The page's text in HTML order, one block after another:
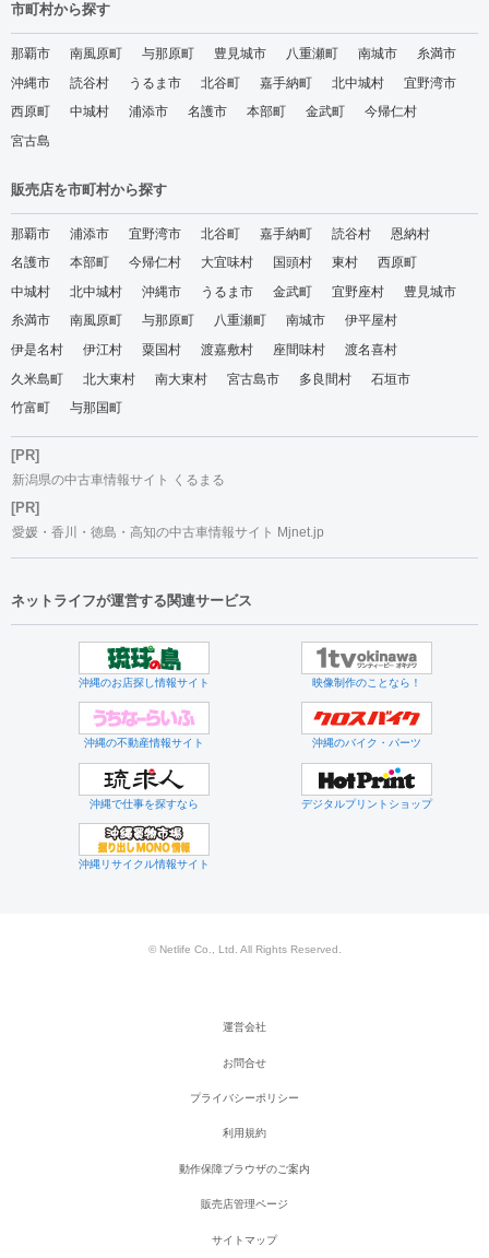
市町村から探す
那覇市 南風原町 与那原町 豊見城市 八重瀬町 南城市
糸満市
沖縄市
読谷村 うるま市 北谷町 嘉手納町 北中城村
宜野湾市
西原町
中城村 浦添市 名護市 本部町 金武町
今帰仁村
宮古島
販売店を市町村から探す
那覇市 浦添市 宜野湾市 北谷町 嘉手納町 読谷村
恩納村
名護市
本部町 今帰仁村 大宜味村 国頭村 東村
西原町
中城村
北中城村 沖縄市 うるま市 金武町 宜野座村
豊見城市
糸満市
南風原町 与那原町 八重瀬町 南城市
伊平屋村
伊是名村
伊江村 粟国村 渡嘉敷村 座間味村
渡名喜村
久米島町
北大東村 南大東村 宮古島市 多良間村
石垣市
竹富町
与那国町
[PR]
新潟県の中古車情報サイト くるまる
[PR]
愛媛・香川・徳島・高知の中古車情報サイト Mjnet.jp
ネットライフが運営する関連サービス
沖縄のお店探し情報サイト 映像制作のことなら！
沖縄の不動産情報サイト 沖縄のバイク・パーツ
沖縄で仕事を探すなら デジタルプリントショップ
沖縄リサイクル情報サイト
© Netlife Co., Ltd. All Rights Reserved.
運営会社
お問合せ
プライバシーポリシー
利用規約
動作保障ブラウザのご案内
販売店管理ページ
サイトマップ